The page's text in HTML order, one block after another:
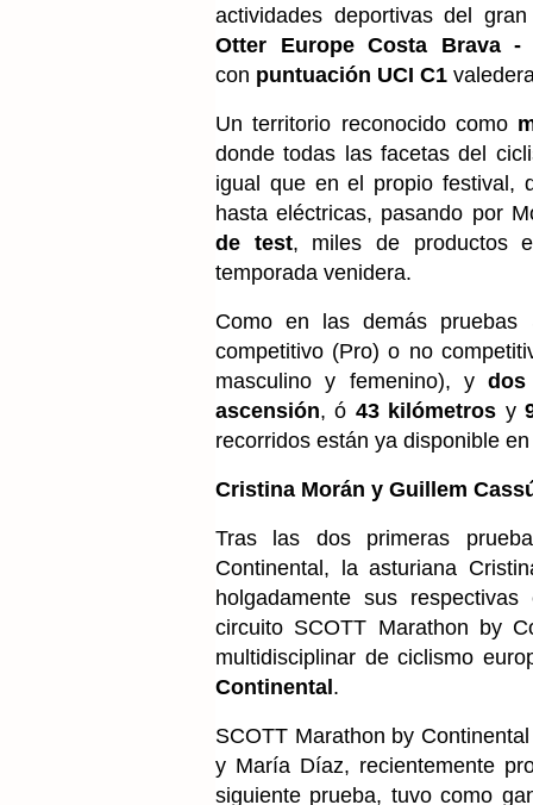
actividades deportivas del
Otter Europe Costa Brava -
con puntuación UCI C1
Un territorio reconocido como
donde todas las facetas del
igual que en el propio festival,
hasta eléctricas, pasando por
de test, miles de productos
temporada venidera.
Como en las demás pruebas
competitivo (Pro) o no
masculino y femenino), ydos
ascensión, ó 43 kilómetros y
recorridos están ya disponible
Cristina Morán y Guillem
Tras las dos primeras
Continental, la asturiana
holgadamente sus
circuito SCOTT Marathon by
multidisciplinar de ciclismo
Continental .
SCOTT Marathon by
y María Díaz, recientemente
siguiente prueba, tuvo como